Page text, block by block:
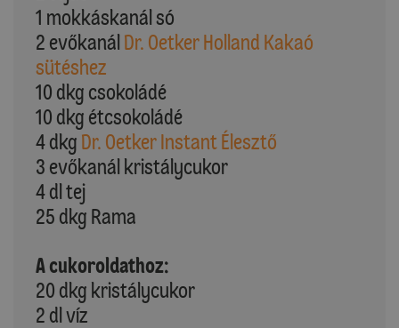
1 mokkáskanál só
2 evőkanálDr. Oetker Holland Kakaó
sütéshez
10 dkg csokoládé
10 dkg étcsokoládé
4 dkg Dr. Oetker Instant Élesztő
3 evőkanál kristálycukor
4 dl tej
25 dkg Rama
A cukoroldathoz:
20 dkg kristálycukor
2 dl víz